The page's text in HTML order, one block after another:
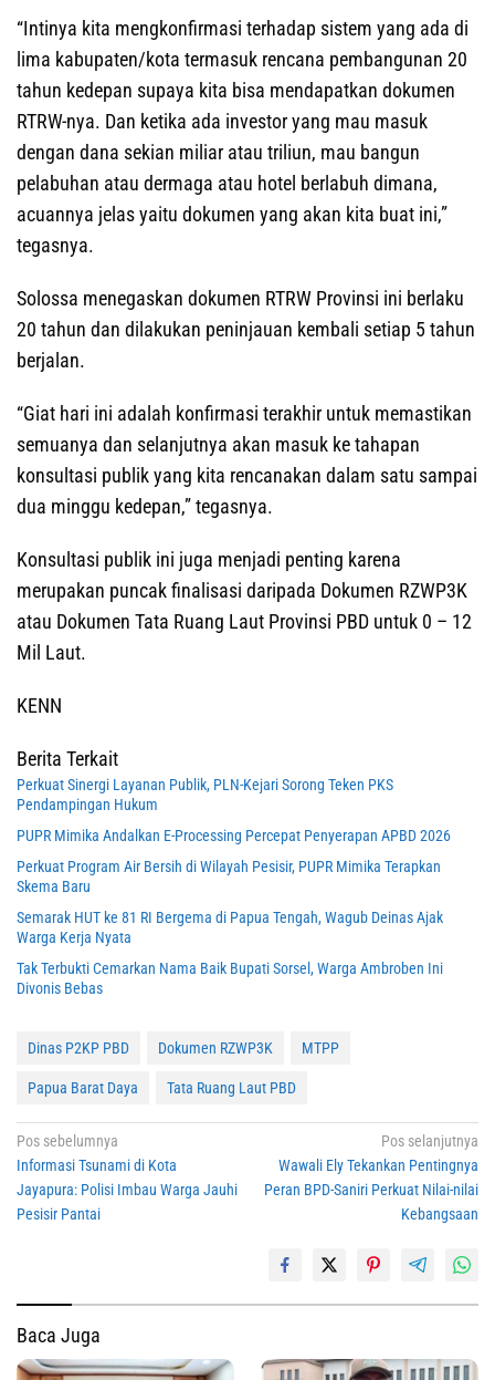
“Intinya kita mengkonfirmasi terhadap sistem yang ada di
lima kabupaten/kota termasuk rencana pembangunan 20
tahun kedepan supaya kita bisa mendapatkan dokumen
RTRW-nya. Dan ketika ada investor yang mau masuk
dengan dana sekian miliar atau triliun, mau bangun
pelabuhan atau dermaga atau hotel berlabuh dimana,
acuannya jelas yaitu dokumen yang akan kita buat ini,”
tegasnya.
Solossa menegaskan dokumen RTRW Provinsi ini berlaku
20 tahun dan dilakukan peninjauan kembali setiap 5 tahun
berjalan.
“Giat hari ini adalah konfirmasi terakhir untuk memastikan
semuanya dan selanjutnya akan masuk ke tahapan
konsultasi publik yang kita rencanakan dalam satu sampai
dua minggu kedepan,” tegasnya.
Konsultasi publik ini juga menjadi penting karena
merupakan puncak finalisasi daripada Dokumen RZWP3K
atau Dokumen Tata Ruang Laut Provinsi PBD untuk 0 – 12
Mil Laut.
KENN
Berita Terkait
Perkuat Sinergi Layanan Publik, PLN-Kejari Sorong Teken PKS
Pendampingan Hukum
PUPR Mimika Andalkan E-Processing Percepat Penyerapan APBD 2026
Perkuat Program Air Bersih di Wilayah Pesisir, PUPR Mimika Terapkan
Skema Baru
Semarak HUT ke 81 RI Bergema di Papua Tengah, Wagub Deinas Ajak
Warga Kerja Nyata
Tak Terbukti Cemarkan Nama Baik Bupati Sorsel, Warga Ambroben Ini
Divonis Bebas
Dinas P2KP PBD Dokumen RZWP3K MTPP
Papua Barat Daya Tata Ruang Laut PBD
Navigasi
pos
Pos sebelumnya
‎Informasi Tsunami di Kota
Jayapura: Polisi Imbau Warga Jauhi
Pesisir Pantai
Pos selanjutnya
Wawali Ely Tekankan Pentingnya
Peran BPD-Saniri Perkuat Nilai-nilai
Kebangsaan
Baca Juga